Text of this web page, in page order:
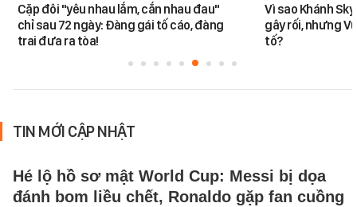
Cặp đôi "yêu nhau lắm, cắn nhau đau"
chỉ sau 72 ngày: Đàng gái tố cáo, đàng
trai đưa ra tòa!
Vì sao Khánh
gây rối, nhưng
tố?
TIN MỚI CẬP NHẬT
Hé lộ hồ sơ mật World Cup: Messi bị dọa
đánh bom liều chết, Ronaldo gặp fan cuồng